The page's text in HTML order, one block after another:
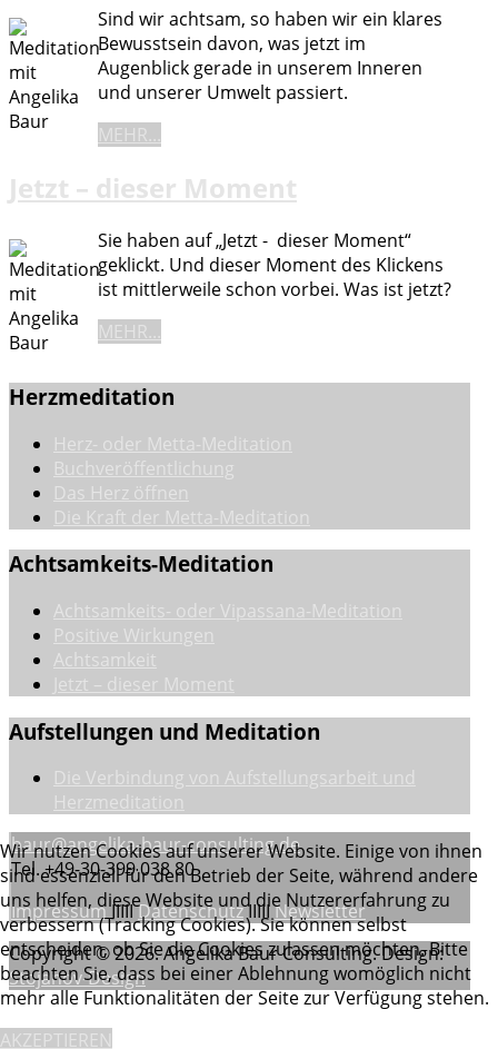
Sind wir achtsam, so haben wir ein klares
Bewusstsein davon, was jetzt im
Augenblick gerade in unserem Inneren
und unserer Umwelt passiert.
MEHR...
Jetzt – dieser Moment
Sie haben auf „Jetzt - dieser Moment“
geklickt. Und dieser Moment des Klickens
ist mittlerweile schon vorbei. Was ist jetzt?
MEHR...
Herzmeditation
Herz- oder Metta-Meditation
Buchveröffentlichung
Das Herz öffnen
Die Kraft der Metta-Meditation
Achtsamkeits-Meditation
Achtsamkeits- oder Vipassana-Meditation
Positive Wirkungen
Achtsamkeit
Jetzt – dieser Moment
Aufstellungen und Meditation
Die Verbindung von Aufstellungsarbeit und
Herzmeditation
baur@angelika-baur-consulting.de
Tel.+49-30-399 038 80
ImpressumIIIIIDatenschutzIIIIINewsletter
Copyright © 2026. Angelika Baur Consulting. Design:
Stojanov-Design
Wir nutzen Cookies auf unserer Website. Einige von ihnen
sind essenziell für den Betrieb der Seite, während andere
uns helfen, diese Website und die Nutzererfahrung zu
verbessern (Tracking Cookies). Sie können selbst
entscheiden, ob Sie die Cookies zulassen möchten. Bitte
beachten Sie, dass bei einer Ablehnung womöglich nicht
mehr alle Funktionalitäten der Seite zur Verfügung stehen.
AKZEPTIEREN